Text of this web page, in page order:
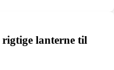
lanterne til